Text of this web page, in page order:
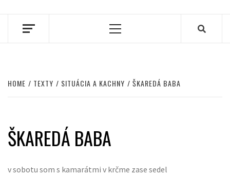
Primary
HOME TEXTY SITUÁCIA A KACHNY ŠKAREDÁ BABA
ŠKAREDÁ BABA
v sobotu som s kamarátmi v krčme zase sedel